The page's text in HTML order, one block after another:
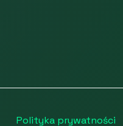
Polityka prywatności